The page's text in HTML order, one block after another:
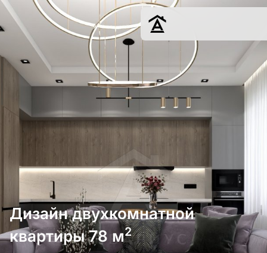
Дизайн
Ремонт
Цены
Наши работы
О нас
г. Москва
8 (495) 109-
22-59
Дизайн двухкомнатной
квартиры 78 м2